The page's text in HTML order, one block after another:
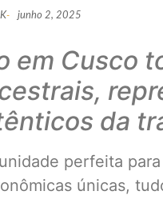
- junho 2, 2025
em Cusco
da
perfeita
únicas,